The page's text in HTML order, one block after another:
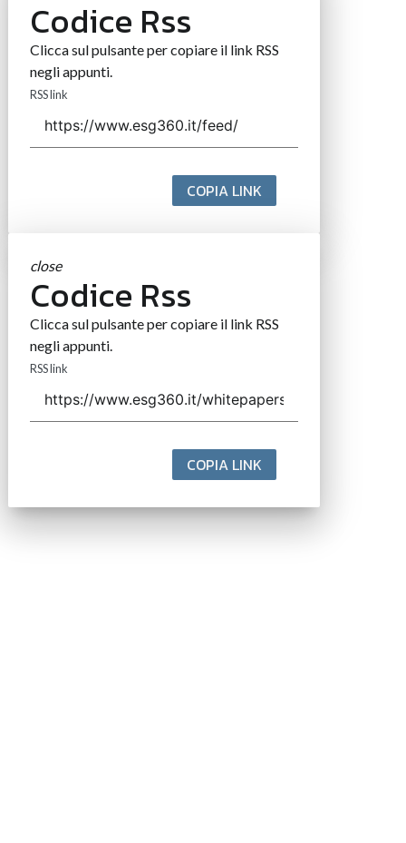
Codice Rss
Clicca sul pulsante per copiare il link RSS
negli appunti.
RSS link
COPIA LINK
close
Codice Rss
Clicca sul pulsante per copiare il link RSS
negli appunti.
RSS link
COPIA LINK